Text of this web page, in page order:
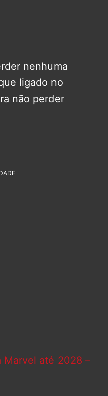
nenhuma
ligado no
não perder
Marvel até 2028 –